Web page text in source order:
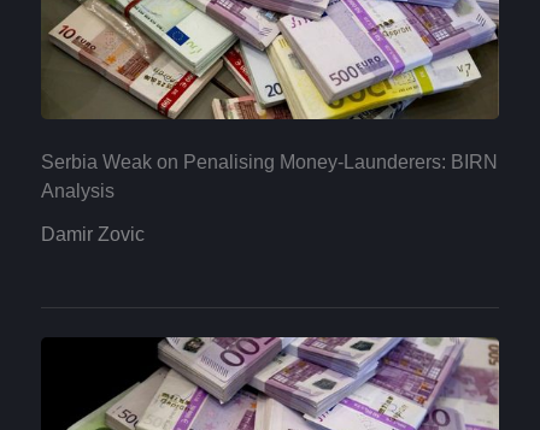
Serbia Weak on Penalising Money-Launderers: BIRN
Analysis
Damir Zovic